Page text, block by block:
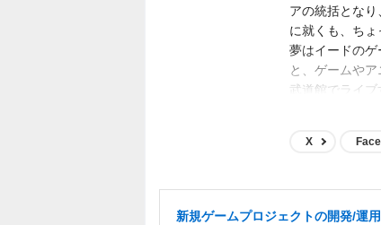
アの統括とな
に就くも、ち
夢はイードのゲ
と、ゲームや
武道館でライ
X
新規ゲームプロジェクトの開発/運